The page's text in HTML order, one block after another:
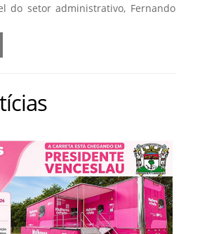
do setor administrativo, Fernando